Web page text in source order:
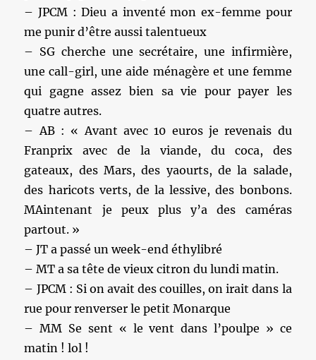
– JPCM : Dieu a inventé mon ex-femme pour
me punir d’être aussi talentueux
– SG cherche une secrétaire, une infirmière,
une call-girl, une aide ménagère et une femme
qui gagne assez bien sa vie pour payer les
quatre autres.
– AB : « Avant avec 10 euros je revenais du
Franprix avec de la viande, du coca, des
gateaux, des Mars, des yaourts, de la salade,
des haricots verts, de la lessive, des bonbons.
MAintenant je peux plus y’a des caméras
partout. »
– JT a passé un week-end éthylibré
– MT a sa tête de vieux citron du lundi matin.
– JPCM : Si on avait des couilles, on irait dans la
rue pour renverser le petit Monarque
– MM Se sent « le vent dans l’poulpe » ce
matin ! lol !